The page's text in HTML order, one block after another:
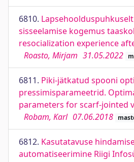
6810.
sisseelamise kogemus
resocialization experience
Roasto, Mirjam 31.05.2022
6811. Piki-jätkatud spooni
pressimisparameetrid.
parameters for scarf-jointed
Robam, Karl 07.06.2018
6812. Kasutatavuse
automatiseerimine Riigi